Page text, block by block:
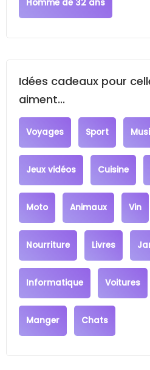
Homme de 32 ans
Idées cadeaux pour
aiment...
Voyages Sport
Jeux vidéos Cuisine
Moto Animaux Vin
Nourriture Livres
Informatique Voitures
Manger Chats